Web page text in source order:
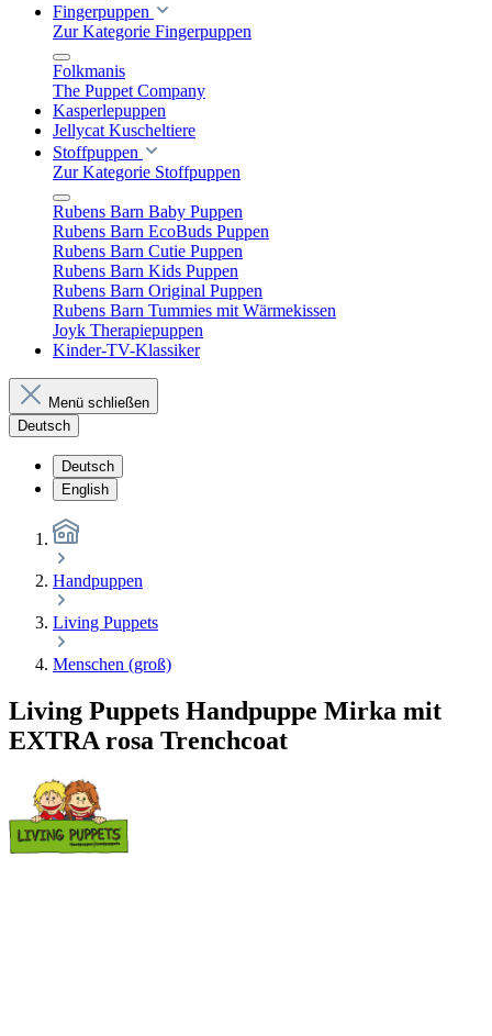
Fingerpuppen
Zur Kategorie Fingerpuppen
Folkmanis
The Puppet Company
Kasperlepuppen
Jellycat Kuscheltiere
Stoffpuppen
Zur Kategorie Stoffpuppen
Rubens Barn Baby Puppen
Rubens Barn EcoBuds Puppen
Rubens Barn Cutie Puppen
Rubens Barn Kids Puppen
Rubens Barn Original Puppen
Rubens Barn Tummies mit Wärmekissen
Joyk Therapiepuppen
Kinder-TV-Klassiker
Menü schließen
Deutsch
Deutsch
English
Handpuppen
Living Puppets
Menschen (groß)
Living Puppets Handpuppe Mirka mit
EXTRA rosa Trenchcoat